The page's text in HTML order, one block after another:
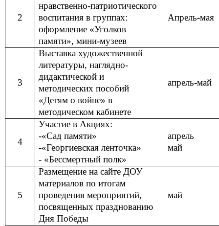
2
нравственно-патриотического
воспитания в группах:
оформление «Уголков
памяти», мини-музеев
Апрель-мая
3
Выставка художественной
литературы, наглядно-
дидактической и
методических пособий
«Детям о войне» в
методическом кабинете
апрель-май
4
Участие в Акциях:
-«Сад памяти»
-«Георгиевская ленточка»
- «Бессмертный полк»
апрель
май
5
Размещение на сайте ДОУ
материалов по итогам
проведения мероприятий,
посвященных празднованию
Дня Победы
май